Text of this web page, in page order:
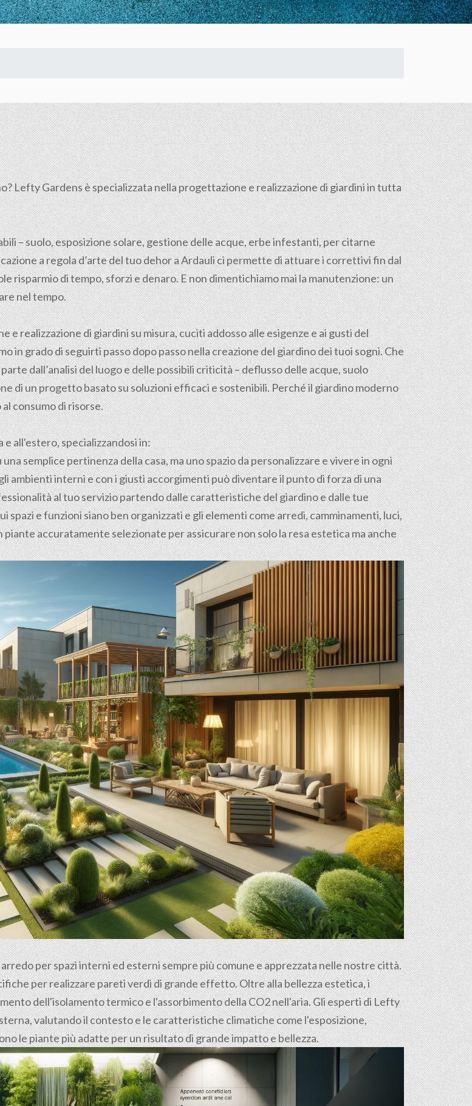
? Lefty Gardens è specializzata nella progettazione e realizzazione di giardini in tutta
– suolo, esposizione solare, gestione delle acque, erbe infestanti, per citarne
a regola d’arte del tuo dehor a Ardauli ci permette di attuare i correttivi fin dal
risparmio di tempo, sforzi e denaro. E non dimentichiamo mai la manutenzione: un
nel tempo.
e realizzazione di giardini su misura, cuciti addosso alle esigenze e ai gusti del
in grado di seguirti passo dopo passo nella creazione del giardino dei tuoi sogni. Che
dall’analisi del luogo e delle possibili criticità – deflusso delle acque, suolo
di un progetto basato su soluzioni efficaci e sostenibili. Perché il giardino moderno
consumo di risorse.
all'estero, specializzandosi in:
semplice pertinenza della casa, ma uno spazio da personalizzare e vivere in ogni
ambienti interni e con i giusti accorgimenti può diventare il punto di forza di una
al tuo servizio partendo dalle caratteristiche del giardino e dalle tue
spazi e funzioni siano ben organizzati e gli elementi come arredi, camminamenti, luci,
accuratamente selezionate per assicurare non solo la resa estetica ma anche
per spazi interni ed esterni sempre più comune e apprezzata nelle nostre città.
per realizzare pareti verdi di grande effetto. Oltre alla bellezza estetica, i
dell'isolamento termico e l'assorbimento della CO2 nell'aria. Gli esperti di Lefty
valutando il contesto e le caratteristiche climatiche come l'esposizione,
le piante più adatte per un risultato di grande impatto e bellezza.